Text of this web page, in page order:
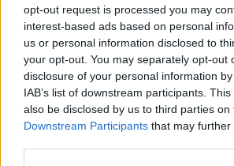
opt-out request is processed you may
interest-based ads based on personal
us or personal information disclosed to
your opt-out. You may separately opt-out
disclosure of your personal information
IAB’s list of downstream participants.
also be disclosed by us to third parties on
Downstream Participants that may
συνδικαιούχος του λογαριασμού.
• Σε περίπτωση που τρίτο
την υποβολή αίτησης
απαραίτητα να προσκομίσει όλα
δικαιολογητικά που
και νόμιμη εξουσιοδότηση της